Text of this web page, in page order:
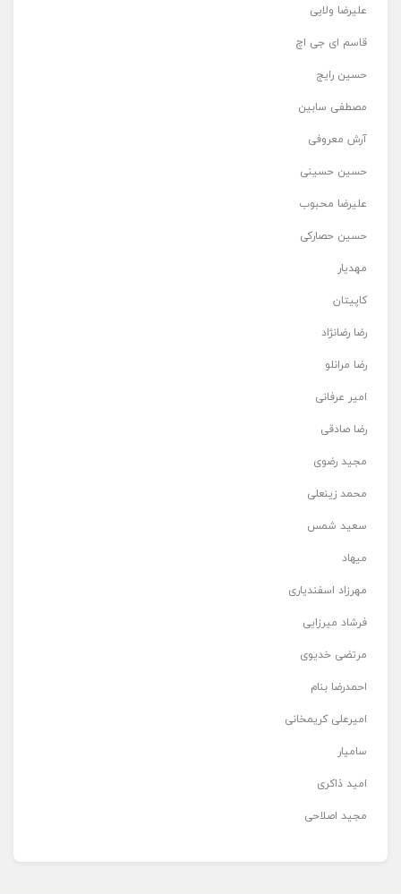
علیرضا ولایی
قاسم ای جی اچ
حسین رایج
مصطفی سابین
آرش معروفی
حسین حسینی
علیرضا محبوب
حسین حصارکی
مهدیار
کاپیتان
رضا رضانژاد
رضا مرانلو
امیر عرفانی
رضا صادقی
مجید رضوی
محمد زینعلی
سعید شمس
میهاد
مهرزاد اسفندیاری
فرشاد میرزایی
مرتضی خدیوی
احمدرضا بنام
امیرعلی کریمخانی
سامیار
امید ذاکری
مجید اصلاحی